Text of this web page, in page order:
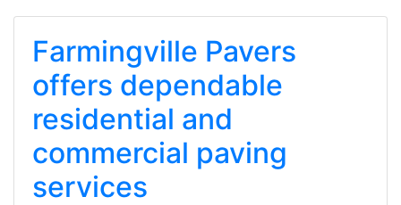
Farmingville Pavers
offers dependable
residential and
commercial paving
services